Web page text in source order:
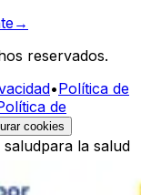
→
reservados.
•Política de
de
cookies
saludpara la salud